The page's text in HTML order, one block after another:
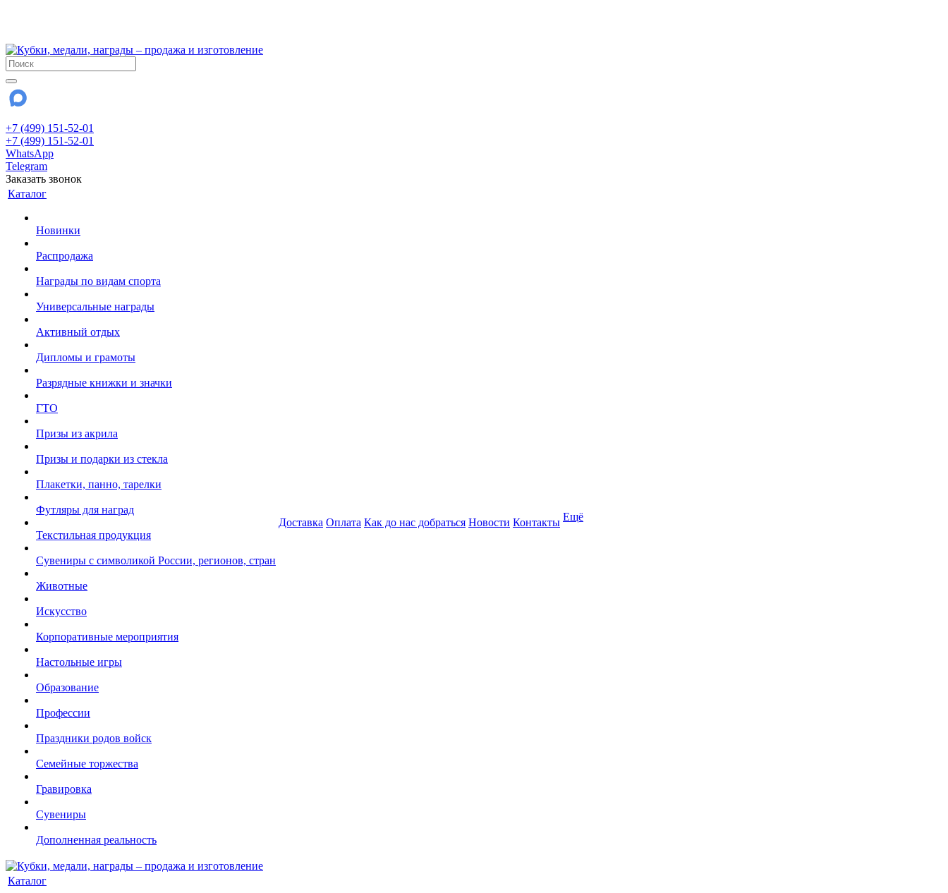
+7 (499) 151-52-01
+7 (499) 151-52-01
WhatsApp
Telegram
Заказать звонок
Каталог
Новинки
Распродажа
Награды по видам спорта
Универсальные награды
Активный отдых
Дипломы и грамоты
Разрядные книжки и значки
ГТО
Призы из акрила
Призы и подарки из стекла
Плакетки, панно, тарелки
Футляры для наград
Текстильная продукция
Сувениры с символикой России, регионов, стран
Животные
Искусство
Корпоративные мероприятия
Настольные игры
Образование
Профессии
Праздники родов войск
Семейные торжества
Гравировка
Сувениры
Дополненная реальность
Доставка Оплата Как до нас добраться Новости Контакты Ещё
Каталог